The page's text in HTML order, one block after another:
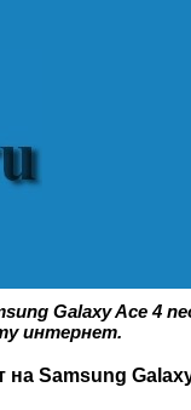
Galaxy Ace 4
интернет.
на Samsung